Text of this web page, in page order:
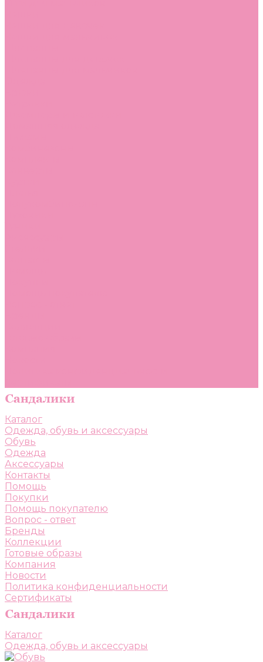
Каталог
Одежда, обувь и аксессуары
Обувь
Одежда
Аксессуары
Контакты
Помощь
Покупки
Помощь покупателю
Вопрос - ответ
Бренды
Коллекции
Готовые образы
Компания
Новости
Политика конфиденциальности
Сертификаты
Каталог
Одежда, обувь и аксессуары